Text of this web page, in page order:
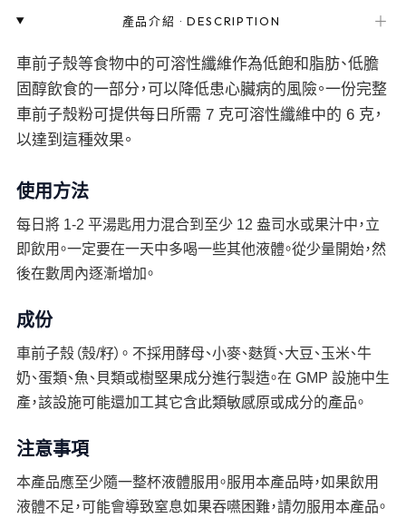
產品介紹 ·DESCRIPTION ＋
車前子殼等食物中的可溶性纖維作為低飽和脂肪、低膽
固醇飲食的一部分，可以降低患心臟病的風險。一份完整
車前子殼粉可提供每日所需 7 克可溶性纖維中的 6 克，
以達到這種效果。
使用方法
每日將 1-2 平湯匙用力混合到至少 12 盎司水或果汁中，立
即飲用。一定要在一天中多喝一些其他液體。從少量開始，然
後在數周內逐漸增加。
成份
車前子殼（殼/籽）。 不採用酵母、小麥、麩質、大豆、玉米、牛
奶、蛋類、魚、貝類或樹堅果成分進行製造。在 GMP 設施中生
產，該設施可能還加工其它含此類敏感原或成分的產品。
注意事項
本產品應至少隨一整杯液體服用。服用本產品時，如果飲用
液體不足，可能會導致窒息如果吞嚥困難，請勿服用本產品。